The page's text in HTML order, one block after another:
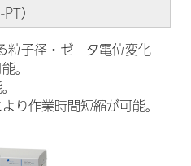
）
粒子径・ゼータ電位変化
。
り作業時間短縮が可能。